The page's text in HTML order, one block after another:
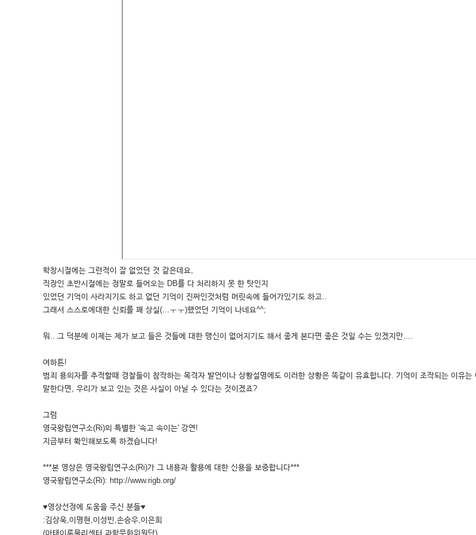
학창시절에는 그런적이 잘 없었던 것 같은데요,
직장인 초반시절에는 정말로 들어오는 DB를 다 처리하지 못 한 탓인지
있었던 기억이 사라지기도 하고 없던 기억이 진짜인것처럼 머릿속에 들어가있기도 하고..
그래서 스스로에대한 신뢰를 꽤 상실(...ㅜㅜ)했었던 기억이 나네요^^;
뭐.. 그 덕분에 이제는 제가 보고 들은 것들에 대한 맹신이 없어지기도 해서 좋게 본다면 좋은 것일 수는 있겠지만....
여하튼!
범죄 용의자를 추적할때 경찰들이 참작하는 목격자 발언이나 상황설명에도 이러한 상황은 똑같이 유효합니다. 기억이 조작되는 이유
말한다면, 우리가 보고 있는 것은 사실이 아닐 수 있다는 것이겠죠?
그럼
영국왕립연구소(Ri)의 특별한 '속고 속이는' 강연!
지금부터 확인해보도록 하겠습니다!
***본 영상은 영국왕립연구소(Ri)가 그 내용과 활용에 대한 신용을 보증합니다***
영국왕립연구소(Ri): http://www.rigb.org/
♥영상선정에 도움을 주신 분들♥
:김상욱,이명현,이성빈,손승우,이은희
(아태이론물리센터 과학문화위원단)